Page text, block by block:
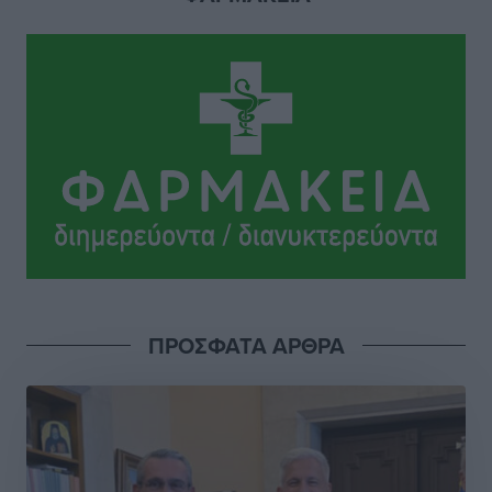
Στο νοσοκομείο της Ρόδου αύριο ο Άδωνις Γεωργιάδης
πριν 4 ώρες
η Λέρος, στόχος η επιμήκυνση της τουριστικής σεζόν
Α.Σ. Ρόδος: Πρώτη… στην νέα σελίδα των «ελαφιών»
(φωτορεπορτάζ)
Στίβος: Οι βαθμολογίες των συλλόγων της
ΠΡΟΣΦΑΤΑ ΑΡΘΡΑ